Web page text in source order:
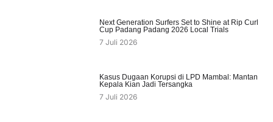
Next Generation Surfers Set to Shine at Rip Curl
Cup Padang Padang 2026 Local Trials
7 Juli 2026
Kasus Dugaan Korupsi di LPD Mambal: Mantan
Kepala Kian Jadi Tersangka
7 Juli 2026